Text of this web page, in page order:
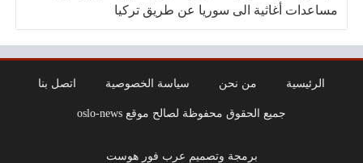
مساعدات أغاثية الى سوريا عن طريق تركيا
الرئيسية من نحن سياسة الخصوصية اتصل بنا
جميع الحقوق محفوظة لصالح موقع oslo-news
برمجة وتصميم عرب فور هوست